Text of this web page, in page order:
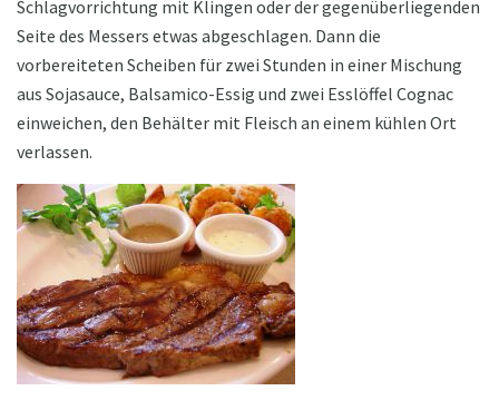
Schlagvorrichtung mit Klingen oder der gegenüberliegenden
Seite des Messers etwas abgeschlagen. Dann die
vorbereiteten Scheiben für zwei Stunden in einer Mischung
aus Sojasauce, Balsamico-Essig und zwei Esslöffel Cognac
einweichen, den Behälter mit Fleisch an einem kühlen Ort
verlassen.